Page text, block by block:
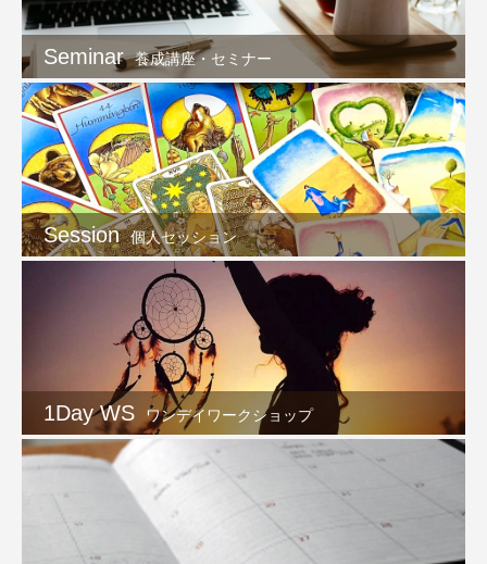
Seminar 養成講座・セミナー
Session 個人セッション
1Day WS ワンデイワークショップ